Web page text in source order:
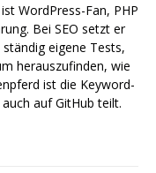
WordPress-Fan, PHP
Bei SEO setzt er
eigene Tests,
herauszufinden, wie
ist die Keyword-
auf GitHub teilt.